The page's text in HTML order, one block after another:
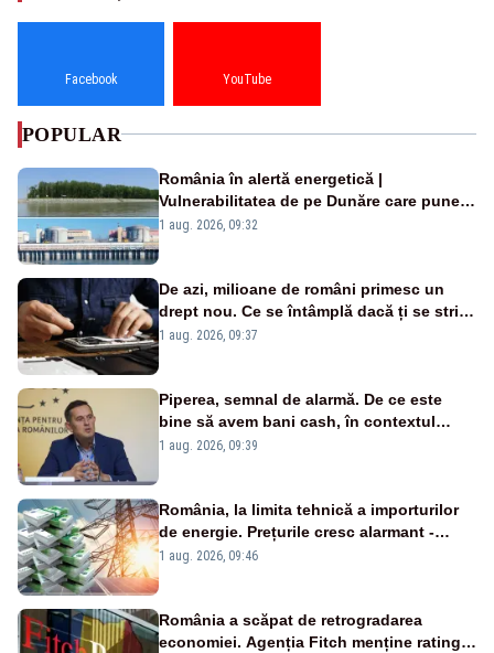
Facebook YouTube
POPULAR
România în alertă energetică |
Vulnerabilitatea de pe Dunăre care pune
în pericol Centrala Cernavodă era
1 aug. 2026, 09:32
De azi, milioane de români primesc un
drept nou. Ce se întâmplă dacă ți se strică
un produs
1 aug. 2026, 09:37
Piperea, semnal de alarmă. De ce este
bine să avem bani cash, în contextul
alertei energetice?
1 aug. 2026, 09:39
România, la limita tehnică a importurilor
de energie. Prețurile cresc alarmant -
Analiză Realitatea Plus
1 aug. 2026, 09:46
România a scăpat de retrogradarea
economiei. Agenția Fitch menține ratingul